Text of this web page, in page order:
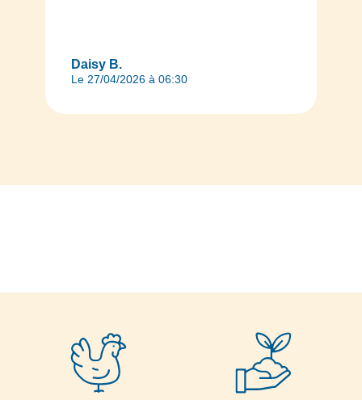
Daisy B.
Le 27/04/2026 à 06:30